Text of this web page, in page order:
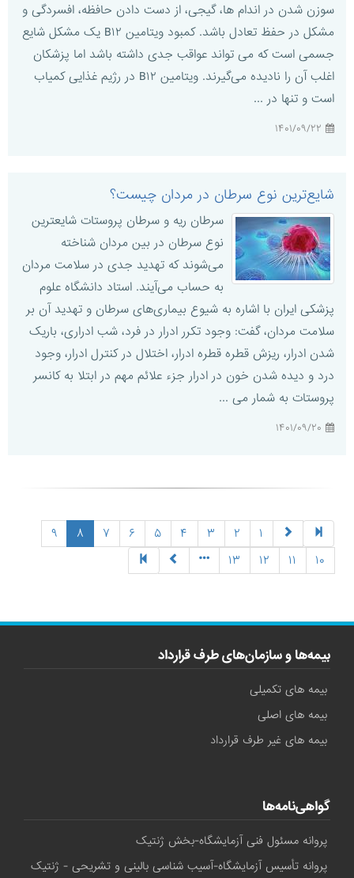
سوزن شدن در اندام ها، گیجی، از دست دادن حافظه، افسردگی و
مشکل در حفظ تعادل باشد. کمبود ویتامین B۱۲ یک مشکل شایع
جسمی است که می تواند عواقب جدی داشته باشد اما پزشکان
اغلب آن را نادیده می‌گیرند. ویتامین B۱۲ در رژیم غذایی کمیاب
است و تنها در ...
شایع‌ترین نوع سرطان در مردان چیست؟
سرطان ریه و سرطان پروستات شایعترین
نوع سرطان در بین مردان شناخته
می‌شوند که تهدید جدی در سلامت مردان
به حساب می‌آیند. استاد دانشگاه علوم
پزشکی ایران با اشاره به شیوع بیماری‌های سرطان و تهدید آن بر
سلامت مردان، گفت: وجود تکرر ادرار در فرد، شب ادراری، باریک
شدن ادرار، ریزش قطره قطره ادرار، اختلال در کنترل ادرار، وجود
درد و دیده شدن خون در ادرار جزء علائم مهم در ابتلا به کانسر
پروستات به شمار می‌ ...
۱ ۲ ۳ ۴ ۵ ۶ ۷ ۸
۹
۱۰
۱۱ ۱۲ ۱۳
بیمه‌ها و سازمان‌های طرف قرارداد
بیمه های تکمیلی
بیمه های اصلی
بیمه های غیر طرف قرارداد
گواهی‌نامه‌ها
پروانه مسئول فنی آزمایشگاه-بخش ژنتیک
پروانه تأسیس آزمایشگاه-آسیب شناسی بالینی و تشریحی - ژنتیک